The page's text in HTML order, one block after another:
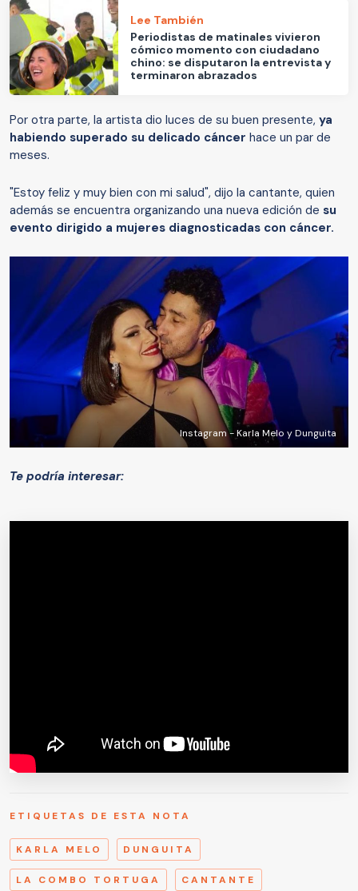
Lee También
Periodistas de matinales vivieron
cómico momento con ciudadano
chino: se disputaron la entrevista y
terminaron abrazados
Por otra parte, la artista dio luces de su buen presente, ya
habiendo superado su delicado cáncer hace un par de
meses.
"Estoy feliz y muy bien con mi salud", dijo la cantante, quien
además se encuentra organizando una nueva edición de su
evento dirigido a mujeres diagnosticadas con cáncer.
Instagram - Karla Melo y Dunguita
Te podría interesar:
ETIQUETAS DE ESTA NOTA
KARLA MELO DUNGUITA
LA COMBO TORTUGA CANTANTE